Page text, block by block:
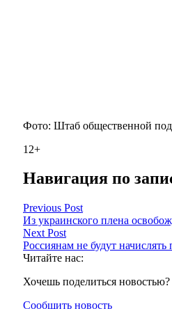
Фото: Штаб общественной
12+
Навигация по
Previous Post
Из украинского плена
Next Post
Россиянам не будут
Читайте нас:
Хочешь поделиться
Сообщить новость